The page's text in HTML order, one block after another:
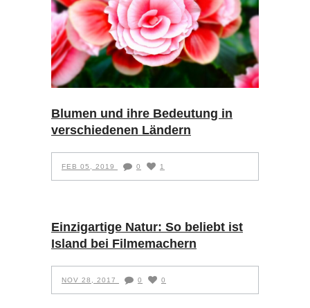
Blumen und ihre Bedeutung in
verschiedenen Ländern
FEB 05, 2019 0 1
Einzigartige Natur: So beliebt ist
Island bei Filmemachern
NOV 28, 2017 0 0